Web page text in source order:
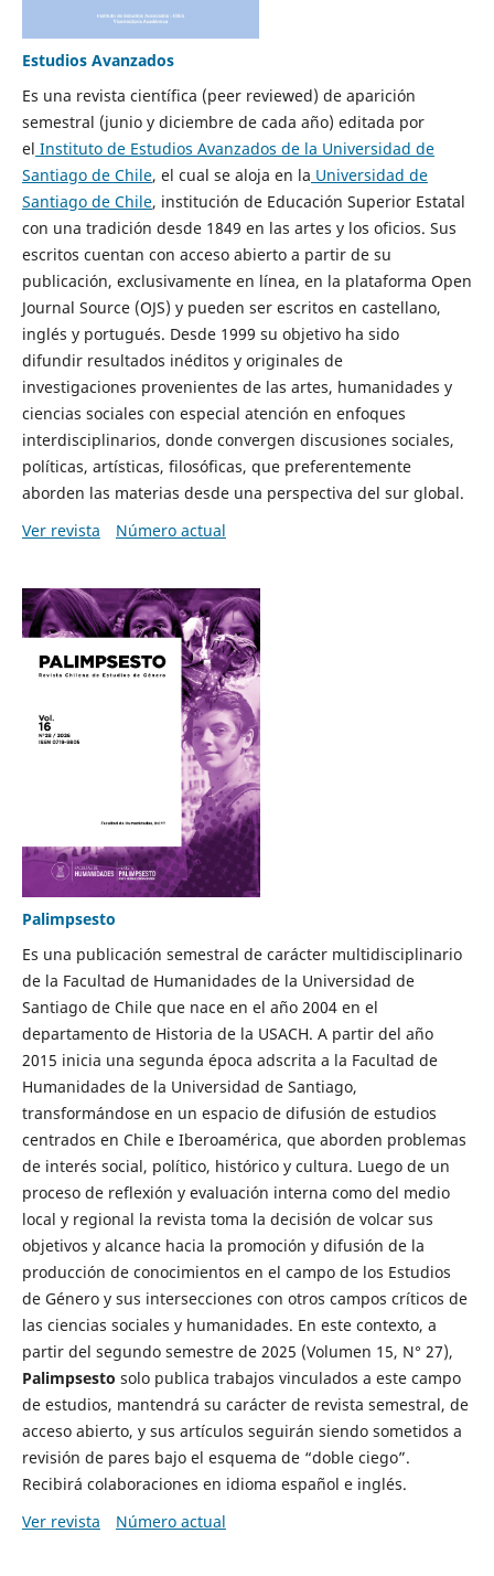
Estudios Avanzados
Es una revista científica (peer reviewed) de aparición
semestral (junio y diciembre de cada año) editada por
el Instituto de Estudios Avanzados de la Universidad de
Santiago de Chile, el cual se aloja en la Universidad de
Santiago de Chile, institución de Educación Superior Estatal
con una tradición desde 1849 en las artes y los oficios. Sus
escritos cuentan con acceso abierto a partir de su
publicación, exclusivamente en línea, en la plataforma Open
Journal Source (OJS) y pueden ser escritos en castellano,
inglés y portugués. Desde 1999 su objetivo ha sido
difundir resultados inéditos y originales de
investigaciones provenientes de las artes, humanidades y
ciencias sociales con especial atención en enfoques
interdisciplinarios, donde convergen discusiones sociales,
políticas, artísticas, filosóficas, que preferentemente
aborden las materias desde una perspectiva del sur global.
Ver revista
Número actual
Palimpsesto
Es una publicación semestral de carácter multidisciplinario
de la Facultad de Humanidades de la Universidad de
Santiago de Chile que nace en el año 2004 en el
departamento de Historia de la USACH. A partir del año
2015 inicia una segunda época adscrita a la Facultad de
Humanidades de la Universidad de Santiago,
transformándose en un espacio de difusión de estudios
centrados en Chile e Iberoamérica, que aborden problemas
de interés social, político, histórico y cultura. Luego de un
proceso de reflexión y evaluación interna como del medio
local y regional la revista toma la decisión de volcar sus
objetivos y alcance hacia la promoción y difusión de la
producción de conocimientos en el campo de los Estudios
de Género y sus intersecciones con otros campos críticos de
las ciencias sociales y humanidades. En este contexto, a
partir del segundo semestre de 2025 (Volumen 15, N° 27),
Palimpsesto solo publica trabajos vinculados a este campo
de estudios, mantendrá su carácter de revista semestral, de
acceso abierto, y sus artículos seguirán siendo sometidos a
revisión de pares bajo el esquema de “doble ciego”.
Recibirá colaboraciones en idioma español e inglés.
Ver revista
Número actual